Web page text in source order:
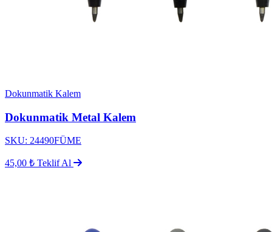
Dokunmatik Kalem
Dokunmatik Metal Kalem
SKU: 24490FÜME
45,00 ₺ Teklif Al